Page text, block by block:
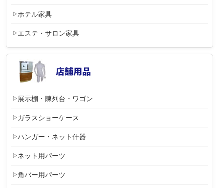
ホテル家具
エステ・サロン家具
展示棚・陳列台・ワゴン
ガラスショーケース
ハンガー・ネット什器
ネット用パーツ
角バー用パーツ